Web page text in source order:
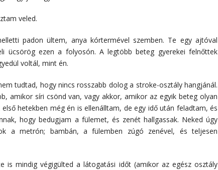
veled.
padon ültem, anya kórtermével szemben. Te egy ajtóval
ücsörög ezen a folyosón. A legtöbb beteg gyerekei felnőttek
voltál, mint én.
tudtad, hogy nincs rosszabb dolog a stroke-osztály hangjánál.
amikor síri csönd van, vagy akkor, amikor az egyik beteg olyan
hetekben még én is ellenálltam, de egy idő után feladtam, és
hogy bedugjam a fülemet, és zenét hallgassak. Neked úgy
a metrón; bambán, a fülemben zúgó zenével, és teljesen
is mindig végigülted a látogatási időt (amikor az egész osztály